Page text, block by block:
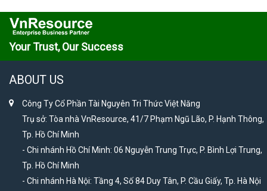
Your Trust, Our Success
ABOUT US
Công Ty Cổ Phần Tài Nguyên Tri Thức Việt Năng
Trụ sở: Tòa nhà VnResource, 41/7 Phạm Ngũ Lão, P. Hạnh Thông,
Tp. Hồ Chí Minh
- Chi nhánh Hồ Chí Minh: 06 Nguyễn Trung Trực, P. Bình Lợi Trung,
Tp. Hồ Chí Minh
- Chi nhánh Hà Nội: Tầng 4, Số 84 Duy Tân, P. Cầu Giấy, Tp. Hà Nội